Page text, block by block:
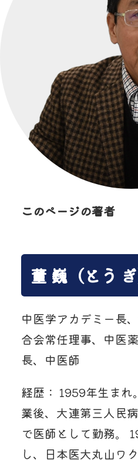
このページの著者
董 巍（とう ぎ
中医学アカデミー長
合会常任理事、中医
長、中医師
経歴： 1959年生まれ
業後、大連第三人民
で医師として勤務。
し、日本医大丸山ワ